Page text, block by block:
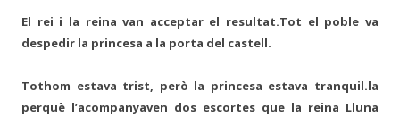
El rei i la reina van acceptar el resultat.Tot el poble va
despedir la princesa a la porta del castell.
Tothom estava trist, però la princesa estava tranquil.la
perquè l’acompanyaven dos escortes que la reina Lluna